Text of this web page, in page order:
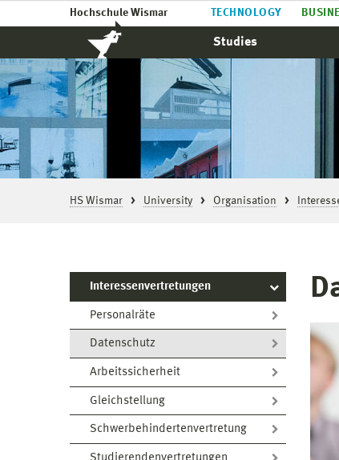
Hochschule Wismar TECHNOLOGY
Studies
HS Wismar University Organisation
Interessenvertretungen
Personalräte
Datenschutz
Arbeitssicherheit
Gleichstellung
Schwerbehindertenvertretung